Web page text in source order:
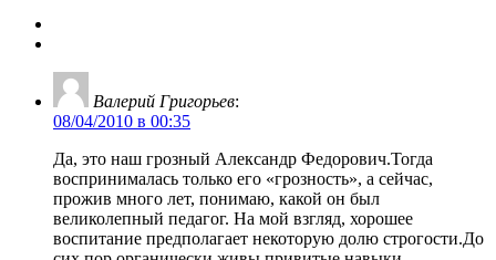
Валерий Григорьев:
08/04/2010 в 00:35
Да, это наш грозный Александр Федорович.Тогда
воспринималась только его «грозность», а сейчас,
прожив много лет, понимаю, какой он был
великолепный педагог. На мой взгляд, хорошее
воспитание предполагает некоторую долю строгости.До